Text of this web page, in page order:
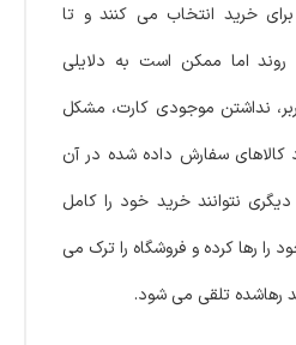
خرید انتخاب می کنند و تا
اما ممکن است به دلایلی
نداشتن موجودی کارت، مشکل
کالاهای سفارش داده شده در آن
نتوانند خرید خود را کامل
را رها کرده و فروشگاه را ترک می
رهاشده تلقی می شود.